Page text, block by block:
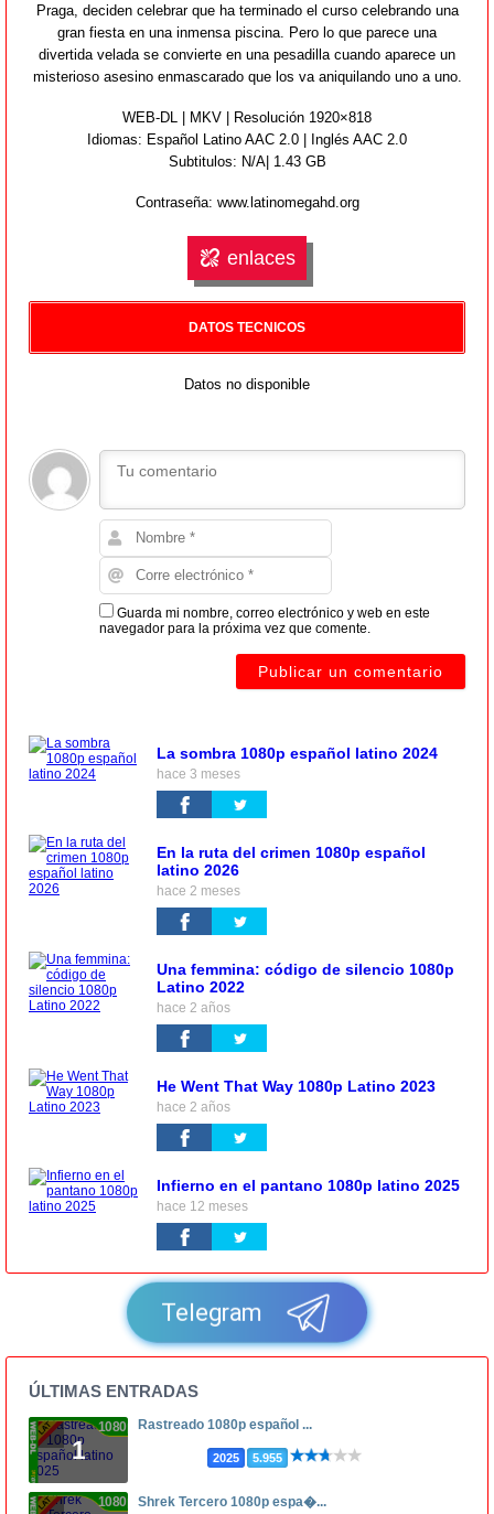
Praga, deciden celebrar que ha terminado el curso celebrando una
gran fiesta en una inmensa piscina. Pero lo que parece una
divertida velada se convierte en una pesadilla cuando aparece un
misterioso asesino enmascarado que los va aniquilando uno a uno.
WEB-DL | MKV | Resolución 1920×818
Idiomas: Español Latino AAC 2.0 | Inglés AAC 2.0
Subtitulos: N/A| 1.43 GB
Contraseña: www.latinomegahd.org
enlaces
DATOS TECNICOS
Datos no disponible
Guarda mi nombre, correo electrónico y web en este
navegador para la próxima vez que comente.
La sombra 1080p español latino 2024
hace 3 meses
En la ruta del crimen 1080p español
latino 2026
hace 2 meses
Una femmina: código de silencio 1080p
Latino 2022
hace 2 años
He Went That Way 1080p Latino 2023
hace 2 años
Infierno en el pantano 1080p latino 2025
hace 12 meses
Telegram
ÚLTIMAS ENTRADAS
1
1080p Rastreado 1080p español ...
2025 5.955
1080p Shrek Tercero 1080p espa�...